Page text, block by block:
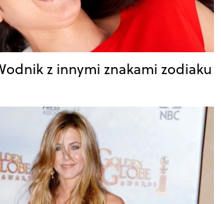
z innymi znakami zodiaku